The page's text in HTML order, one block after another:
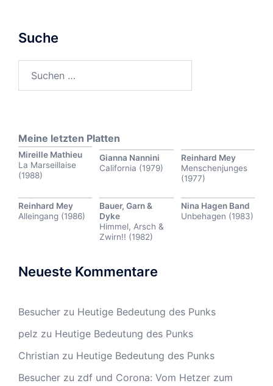
Suche
nach:
Meine letzten Platten
Mireille Mathieu
La Marseillaise
(1988)
Gianna Nannini
California (1979)
Reinhard Mey
Menschenjunges
(1977)
Reinhard Mey
Alleingang (1986)
Bauer, Garn &
Dyke
Himmel, Arsch &
Zwirn!! (1982)
Nina Hagen Band
Unbehagen (1983)
Neueste Kommentare
Besucher zu Heutige Bedeutung des Punks
pelz zu Heutige Bedeutung des Punks
Christian zu Heutige Bedeutung des Punks
Besucher zu zdf und Corona: Vom Hetzer zum